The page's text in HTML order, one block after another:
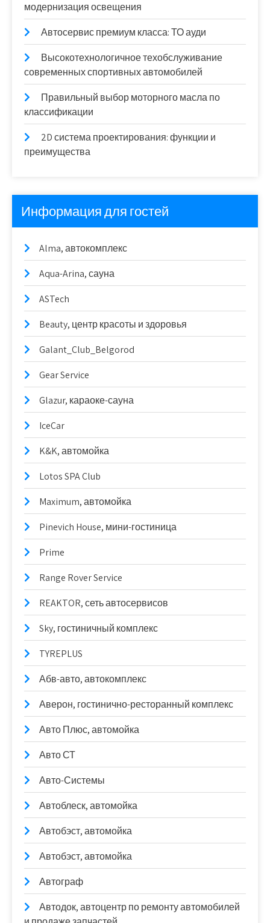
модернизация освещения
Автосервис премиум класса: ТО ауди
Высокотехнологичное техобслуживание
современных спортивных автомобилей
Правильный выбор моторного масла по
классификации
2D система проектирования: функции и
преимущества
Информация для гостей
Alma, автокомплекс
Aqua-Arina, сауна
ASTech
Beauty, центр красоты и здоровья
Galant_Club_Belgorod
Gear Service
Glazur, караоке-сауна
IceCar
K&K, автомойка
Lotos SPA Club
Maximum, автомойка
Pinevich House, мини-гостиница
Prime
Range Rover Service
REAKTOR, сеть автосервисов
Sky, гостиничный комплекс
TYREPLUS
Абв-авто, автокомплекс
Аверон, гостинично-ресторанный комплекс
Авто Плюс, автомойка
Авто СТ
Авто-Системы
Автоблеск, автомойка
Автобэст, автомойка
Автобэст, автомойка
Автограф
Автодок, автоцентр по ремонту автомобилей